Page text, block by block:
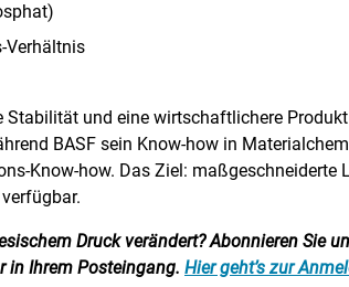
Verhältnis
Stabilität und eine wirtschaftlichere
BASF sein Know-how in
Know-how. Das Ziel:
Druck verändert? Abonnieren Sie
in Ihrem Posteingang. Hier geht’s zur